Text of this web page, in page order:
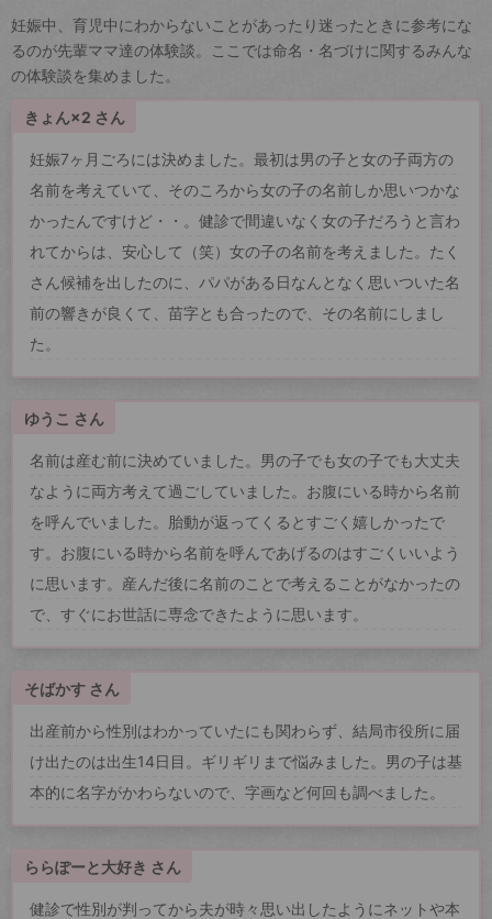
妊娠中、育児中にわからないことがあったり迷ったときに参考にな
るのが先輩ママ達の体験談。ここでは命名・名づけに関するみんな
の体験談を集めました。
きょん×2 さん
妊娠7ヶ月ごろには決めました。最初は男の子と女の子両方の
名前を考えていて、そのころから女の子の名前しか思いつかな
かったんですけど・・。健診で間違いなく女の子だろうと言わ
れてからは、安心して（笑）女の子の名前を考えました。たく
さん候補を出したのに、パパがある日なんとなく思いついた名
前の響きが良くて、苗字とも合ったので、その名前にしまし
た。
ゆうこ さん
名前は産む前に決めていました。男の子でも女の子でも大丈夫
なように両方考えて過ごしていました。お腹にいる時から名前
を呼んでいました。胎動が返ってくるとすごく嬉しかったで
す。お腹にいる時から名前を呼んであげるのはすごくいいよう
に思います。産んだ後に名前のことで考えることがなかったの
で、すぐにお世話に専念できたように思います。
そばかす さん
出産前から性別はわかっていたにも関わらず、結局市役所に届
け出たのは出生14日目。ギリギリまで悩みました。男の子は基
本的に名字がかわらないので、字画など何回も調べました。
ららぽーと大好き さん
健診で性別が判ってから夫が時々思い出したようにネットや本